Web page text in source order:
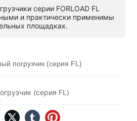
серии FORLOAD FL
и практически применимы
площадках.
погрузчик (серия FL)
(серия FL)